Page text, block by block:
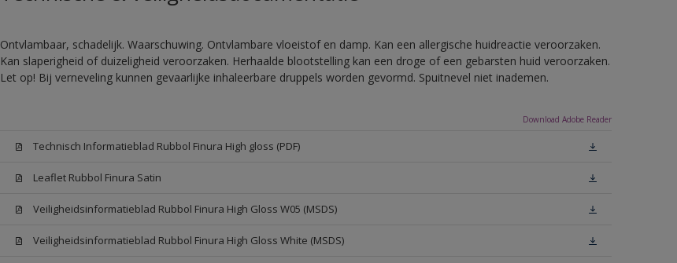
Ontvlambaar, schadelijk. Waarschuwing. Ontvlambare vloeistof en damp. Kan een allergische huidreactie veroorzaken.
Kan slaperigheid of duizeligheid veroorzaken. Herhaalde blootstelling kan een droge of een gebarsten huid veroorzaken.
Let op! Bij verneveling kunnen gevaarlijke inhaleerbare druppels worden gevormd. Spuitnevel niet inademen.
Download Adobe Reader
Technisch Informatieblad Rubbol Finura High gloss (PDF)
Leaflet Rubbol Finura Satin
Veiligheidsinformatieblad Rubbol Finura High Gloss W05 (MSDS)
Veiligheidsinformatieblad Rubbol Finura High Gloss White (MSDS)